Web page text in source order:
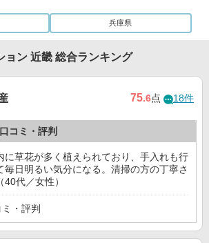
兵庫県
ョン 近畿 総合ランキング
75.6点 18件
コミ・評判
に草花が多く植えられており、手入れも行
毎日明るい気分になる。清掃の方の丁寧さ
40代／女性）
・評判